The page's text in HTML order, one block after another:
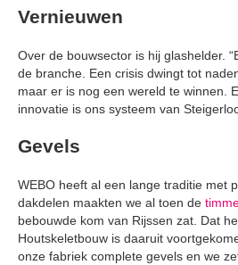
Vernieuwen
Over de bouwsector is hij glashelder.
de branche. Een crisis dwingt tot
maar er is nog een wereld te winnen.
innovatie is ons systeem van
Gevels
WEBO heeft al een lange traditie met
dakdelen maakten we al toen de
bebouwde kom van Rijssen zat. Dat
Houtskeletbouw is daaruit
onze fabriek complete gevels en we